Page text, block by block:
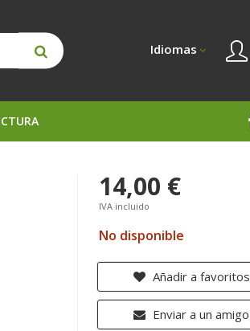
Idiomas
14,00 €
IVA incluido
No disponible
Añadir a favoritos
Enviar a un amigo